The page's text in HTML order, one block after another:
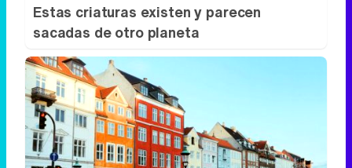
Estas criaturas existen y parecen
sacadas de otro planeta